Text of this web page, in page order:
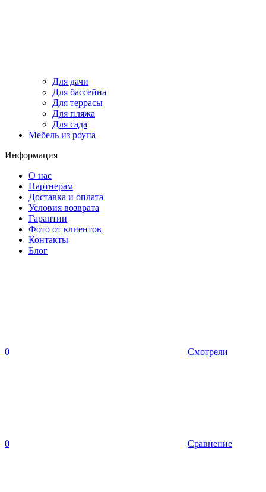
Для дачи
Для бассейна
Для террасы
Для пляжа
Для сада
Мебель из роупа
Информация
О нас
Партнерам
Доставка и оплата
Условия возврата
Гарантии
Фото от клиентов
Контакты
Блог
0 Смотрели
0 Сравнение